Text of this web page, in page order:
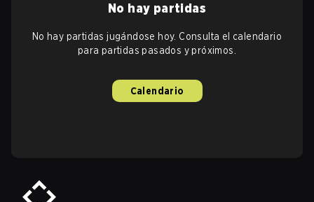
No hay partidas
No hay partidas jugándose hoy. Consulta el calendario
para partidas pasados y próximos.
Calendario